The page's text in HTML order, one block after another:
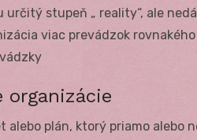
stupeň „ reality“, ale
viac prevádzok
organizácie
alebo plán, ktorý priamo alebo